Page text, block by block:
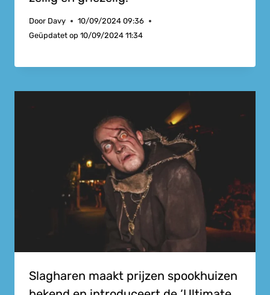
Door Davy
10/09/2024 09:36
Geüpdatet op 10/09/2024 11:34
Slagharen maakt prijzen spookhuizen